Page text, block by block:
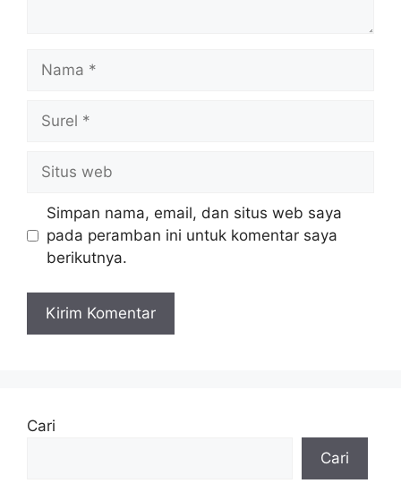
Nama
Surel
Situs
web
Simpan nama, email, dan situs web saya
pada peramban ini untuk komentar saya
berikutnya.
Cari
Cari